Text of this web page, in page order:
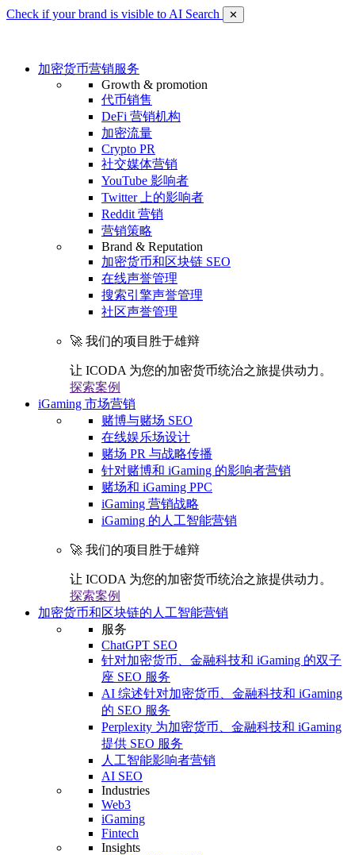
Check if your brand is visible to AI Search ✕
加密货币营销服务
Growth & promotion
代币销售
DeFi 营销机构
加密流量
Crypto PR
社交媒体营销
YouTube 影响者
Twitter 上的影响者
Reddit 营销
营销策略
Brand & Reputation
加密货币和区块链 SEO
在线声誉管理
搜索引擎声誉管理
社区声誉管理
🚀 我们的项目胜于雄辩
让 ICODA 为您的加密货币统治之旅提供动力。
探索案例
iGaming 市场营销
赌博与赌场 SEO
在线娱乐场设计
赌场 PR 与战略传播
针对赌博和 iGaming 的影响者营销
赌场和 iGaming PPC
iGaming 营销战略
iGaming 的人工智能营销
🚀 我们的项目胜于雄辩
让 ICODA 为您的加密货币统治之旅提供动力。
探索案例
加密货币和区块链的人工智能营销
服务
ChatGPT SEO
针对加密货币、金融科技和 iGaming 的双子
座 SEO 服务
AI 综述针对加密货币、金融科技和 iGaming
的 SEO 服务
Perplexity 为加密货币、金融科技和 iGaming
提供 SEO 服务
人工智能影响者营销
AI SEO
Industries
Web3
iGaming
Fintech
Insights